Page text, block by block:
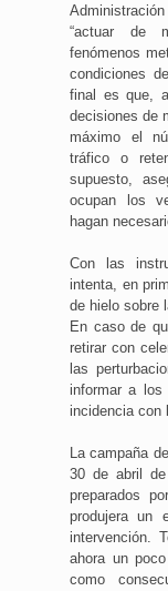
“actuar de
fenómenos
condiciones
final es que,
decisiones de
máximo el
tráfico o
supuesto,
ocupan los
hagan
Con las
intenta, en
de hielo sobre
En caso de
retirar con
las
informar a los
incidencia con
La campaña
30 de abril
preparados
produjera un
intervención.
ahora un
como